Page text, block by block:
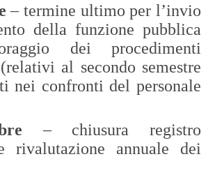
– termine ultimo per l’invio
della funzione pubblica
dei procedimenti
al secondo semestre
nei confronti del personale
– chiusura registro
rivalutazione annuale dei